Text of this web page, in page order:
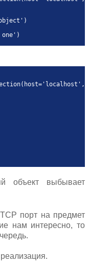
объект выбывает
порт на предмет
нам интересно, то